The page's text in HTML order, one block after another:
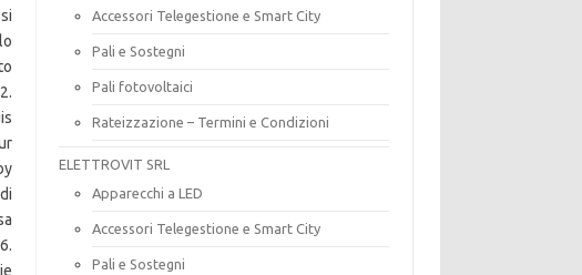
Accessori Telegestione e Smart City
Pali e Sostegni
Pali fotovoltaici
Rateizzazione – Termini e Condizioni
ELETTROVIT SRL
Apparecchi a LED
Accessori Telegestione e Smart City
Pali e Sostegni